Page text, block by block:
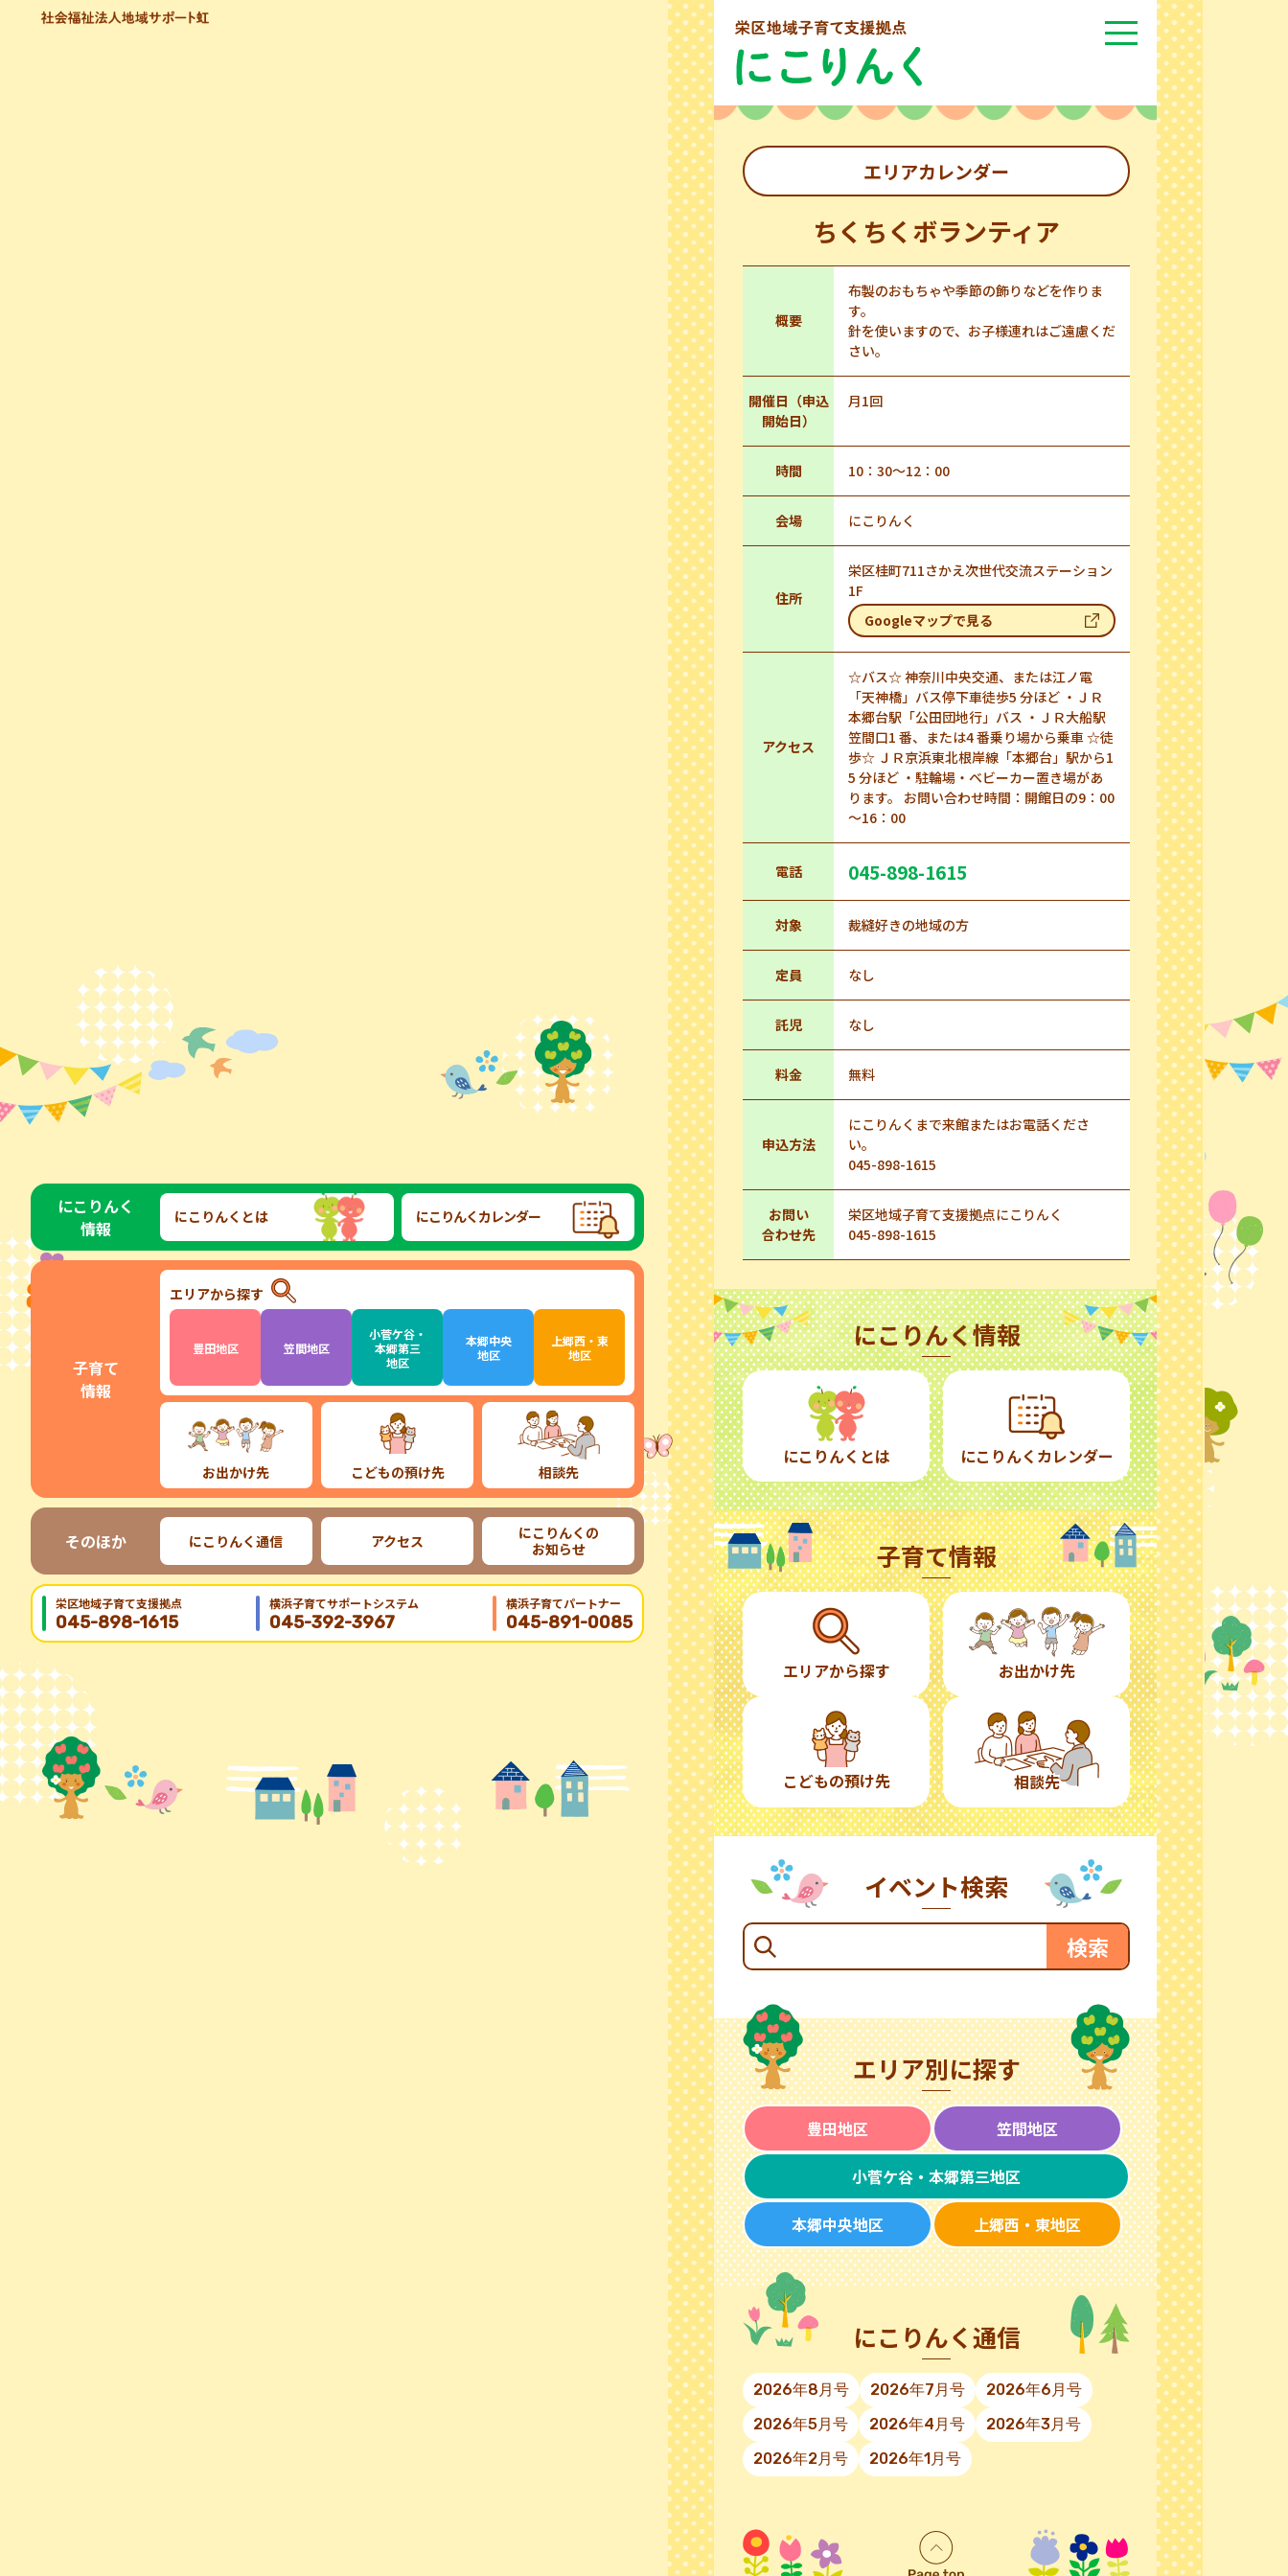
にこりんく
情報
にこりんくとは にこりんくカレンダー
子育て
情報
エリアから探す
豊田地区 笠間地区
小菅ケ谷・
本郷第三
地区
本郷中央
地区
上郷西・東
地区
お出かけ先 こどもの預け先 相談先
そのほか にこりんく通信 アクセス
にこりんくの
お知らせ
栄区地域⼦育て⽀援拠点
045-898-1615
横浜子育てサポートシステム
045-392-3967
横浜子育てパートナー
045-891-0085
エリアカレンダー
ちくちくボランティア
概要
布製のおもちゃや季節の飾りなどを作りま
す。
針を使いますので、お子様連れはご遠慮くだ
さい。
開催日（申込
開始日）
月1回
時間 10：30～12：00
会場 にこりんく
住所
栄区桂町711さかえ次世代交流ステーション
1F
Googleマップで見る
アクセス
☆バス☆ 神奈川中央交通、または江ノ電
「天神橋」バス停下車徒歩5 分ほど ・ＪＲ
本郷台駅「公田団地行」バス ・ＪＲ大船駅
笠間口1 番、または4 番乗り場から乗車 ☆徒
歩☆ ＪＲ京浜東北根岸線「本郷台」駅から1
5 分ほど ・駐輪場・ベビーカー置き場があ
ります。 お問い合わせ時間：開館日の9：00
～16：00
電話 045-898-1615
対象 裁縫好きの地域の方
定員 なし
託児 なし
料金 無料
申込方法
にこりんくまで来館またはお電話くださ
い。
045-898-1615
お問い
合わせ先
栄区地域子育て支援拠点にこりんく
045-898-1615
にこりんく情報
にこりんくとは にこりんくカレンダー
子育て情報
エリアから探す お出かけ先
こどもの預け先 相談先
イベント検索
エリア別に探す
豊田地区 笠間地区
小菅ケ谷・本郷第三地区
本郷中央地区 上郷西・東地区
にこりんく通信
2026年8月号 2026年7月号
2026年6月号
2026年5月号
2026年4月号
2026年3月号
2026年2月号
2026年1月号